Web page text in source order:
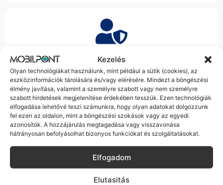
Kezelés
Olyan technológiákat használunk, mint például a sütik (cookies), az
eszközinformációk tárolására és/vagy elérésére. Mindezt a böngészési
élmény javítása, valamint a személyre szabott vagy nem személyre
szabott hirdetések megjelenítése érdekében tesszük. Ezen technológiák
elfogadása lehetővé teszi számunkra, hogy olyan adatokat dolgozzunk
fel ezen az oldalon, mint a böngészési szokások vagy az egyedi
azonosítók. A hozzájárulás megtagadása vagy visszavonása
hátrányosan befolyásolhat bizonyos funkciókat és szolgáltatásokat.
Elfogadom
Elutasitás
Korrekt Ügyintézés
Hibázni emberi dolog, de a felelősségvállalás nálunk alap.
Ha ritkán előfordul egy hiba, nem kifogásokat keresünk,
hanem megoldást. Szakértő kollégáink azonnal kézbe
veszik az ügyedet.